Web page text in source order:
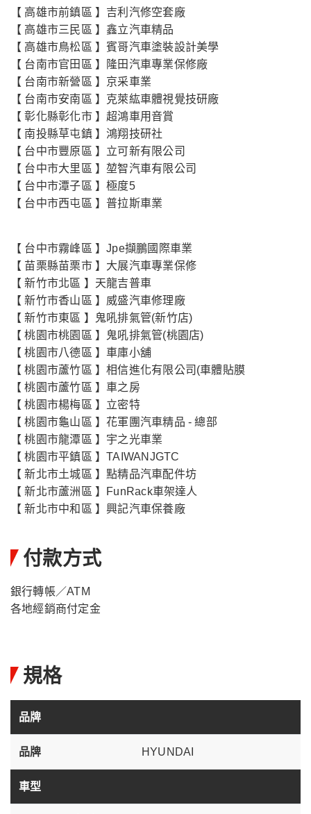
【 高雄市前鎮區 】吉利汽修空套廠
【 高雄市三民區 】鑫立汽車精品
【 高雄市鳥松區 】賓哥汽車塗裝設計美學
【 台南市官田區 】隆田汽車專業保修廠
【 台南市新營區 】京采車業
【 台南市安南區 】克萊紘車體視覺技研廠
【 彰化縣彰化市 】超鴻車用音賞
【 南投縣草屯鎮 】鴻翔技研社
【 台中市豐原區 】立可新有限公司
【 台中市大里區 】堃智汽車有限公司
【 台中市潭子區 】極度5
【 台中市西屯區 】普拉斯車業
【 台中市霧峰區 】Jpe擷鵬國際車業
【 苗栗縣苗栗市 】大展汽車專業保修
【 新竹市北區 】天龍吉普車
【 新竹市香山區 】威盛汽車修理廠
【 新竹市東區 】鬼吼排氣管(新竹店)
【 桃園市桃園區 】鬼吼排氣管(桃園店)
【 桃園市八德區 】車庫小舖
【 桃園市蘆竹區 】相信進化有限公司(車體貼膜
【 桃園市蘆竹區 】車之房
【 桃園市楊梅區 】立密特
【 桃園市龜山區 】花軍團汽車精品 - 總部
【 桃園市龍潭區 】宇之光車業
【 桃園市平鎮區 】TAIWANJGTC
【 新北市土城區 】點精品汽車配件坊
【 新北市蘆洲區 】FunRack車架達人
【 新北市中和區 】興記汽車保養廠
付款方式
銀行轉帳／ATM
各地經銷商付定金
規格
品牌
品牌 HYUNDAI
車型